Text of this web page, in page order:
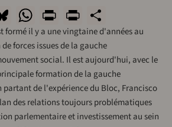
Bluesky
WhatsApp
Print
formé il y a une vingtaine d'années au
forces issues de la gauche
social. Il est aujourd'hui, avec le
formation de la gauche
partant de l'expérience du Bloc, Francisco
des relations toujours problématiques
parlementaire et investissement au sein